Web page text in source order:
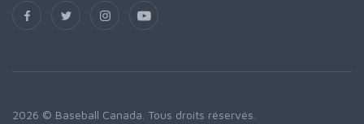
2026 © Baseball Canada. Tous droits réservés.